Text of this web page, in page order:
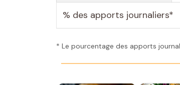
% des apports journaliers*
* Le pourcentage des apports